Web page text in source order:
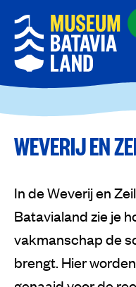
WEVERIJ EN
In de Weverij en
Batavialand zie je
vakmanschap de
brengt. Hier